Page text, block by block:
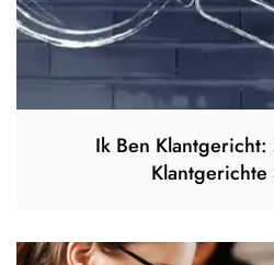
Ik Ben Klantgericht:
Klantgerichte